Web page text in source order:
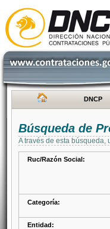
DNCP
Búsqueda de
A través de esta búsqueda,
Ruc/Razón Social:
Categoría:
Entidad: